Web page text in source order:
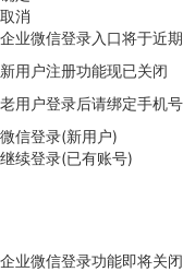
取消
企业微信登录入口将于近
新用户注册功能现已关闭
老用户登录后请绑定手机
微信登录(新用户)
继续登录(已有账号)
企业微信登录功能即将关